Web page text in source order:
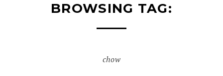
BROWSING TAG:
chow